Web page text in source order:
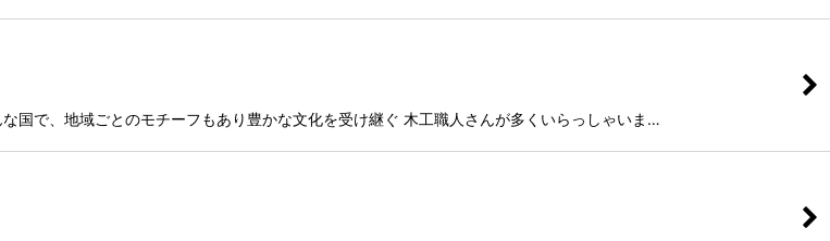
で、地域ごとのモチーフもあり豊かな文化を受け継ぐ 木工職人さんが多くいらっしゃいま…